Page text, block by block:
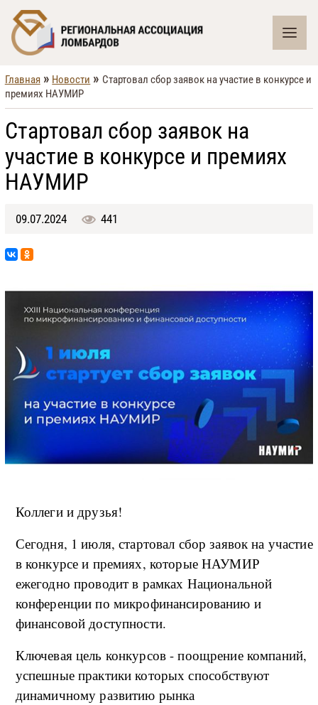
Главная » Новости » Стартовал сбор заявок на участие в конкурсе и
премиях НАУМИР
Стартовал сбор заявок на
участие в конкурсе и премиях
НАУМИР
09.07.2024 441
Коллеги и друзья!
Сегодня, 1 июля, стартовал сбор заявок на участие
в конкурсе и премиях, которые НАУМИР
ежегодно проводит в рамках Национальной
конференции по микрофинансированию и
финансовой доступности.
Ключевая цель конкурсов - поощрение компаний,
успешные практики которых способствуют
динамичному развитию рынка